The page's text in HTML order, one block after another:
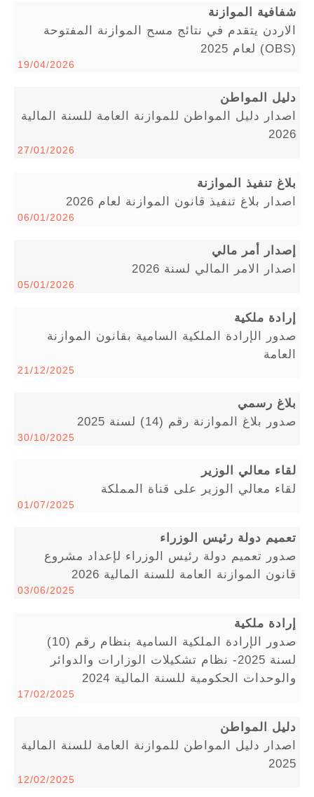
شفافية الموازنة
الاردن يتقدم في نتائج مسح الموازنة المفتوحة
(OBS) لعام 2025
19/04/2026
دليل المواطن
اصدار دليل المواطن للموازنة العامة للسنة المالية
2026
27/01/2026
بلاغ تنفيذ الموازنة
اصدار بلاغ تنفيذ قانون الموازنة لعام 2026
06/01/2026
إصدار أمر مالي
اصدار الامر المالي لسنة 2026
05/01/2026
إرادة ملكية
صدور الإرادة الملكية السامية بقانون الموازنة
العامة
21/12/2025
بلاغ رسمي
صدور بلاغ الموازنة رقم (14) لسنة 2025
30/10/2025
لقاء معالي الوزير
لقاء معالي الوزير على قناة المملكة
01/07/2025
تعميم دولة رئيس الوزراء
صدور تعميم دولة رئيس الوزراء لإعداد مشروع
قانون الموازنة العامة للسنة المالية 2026
03/06/2025
إرادة ملكية
صدور الإرادة الملكية السامية بنظام رقم (10)
لسنة 2025- نظام تشكيلات الوزارات والدوائر
والوحدات الحكومية للسنة المالية 2024
17/02/2025
دليل المواطن
اصدار دليل المواطن للموازنة العامة للسنة المالية
2025
12/02/2025